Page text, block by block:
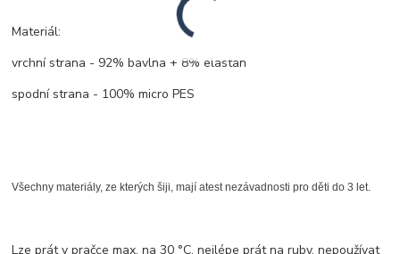
Materiál:
vrchní strana - 92% bavlna + 8% elastan
spodní strana - 100% micro PES
Všechny materiály, ze kterých šiji, mají atest nezávadnosti pro děti do 3 let.
Lze prát v pračce max. na 30 °C, nejlépe prát na ruby, nepoužívat